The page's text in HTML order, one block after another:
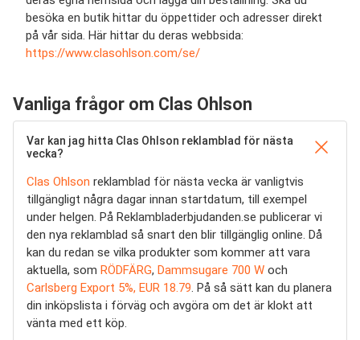
besöka en butik hittar du öppettider och adresser direkt
på vår sida. Här hittar du deras webbsida:
https://www.clasohlson.com/se/
Vanliga frågor om Clas Ohlson
Var kan jag hitta Clas Ohlson reklamblad för nästa
vecka?
Clas Ohlson reklamblad för nästa vecka är vanligtvis
tillgängligt några dagar innan startdatum, till exempel
under helgen. På Reklambladerbjudanden.se publicerar vi
den nya reklamblad så snart den blir tillgänglig online. Då
kan du redan se vilka produkter som kommer att vara
aktuella, som RÖDFÄRG, Dammsugare 700 W och
Carlsberg Export 5%, EUR 18.79. På så sätt kan du planera
din inköpslista i förväg och avgöra om det är klokt att
vänta med ett köp.